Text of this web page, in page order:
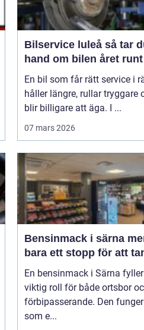
Bilservice luleå så tar du
hand om bilen året runt
En bil som får rätt service i
håller längre, rullar tryggare
blir billigare att äga. I ...
07 mars 2026
Bensinmack i särna mer än
bara ett stopp för att
En bensinmack i Särna
viktig roll för både ortsbor
förbipasserande. Den
som e...